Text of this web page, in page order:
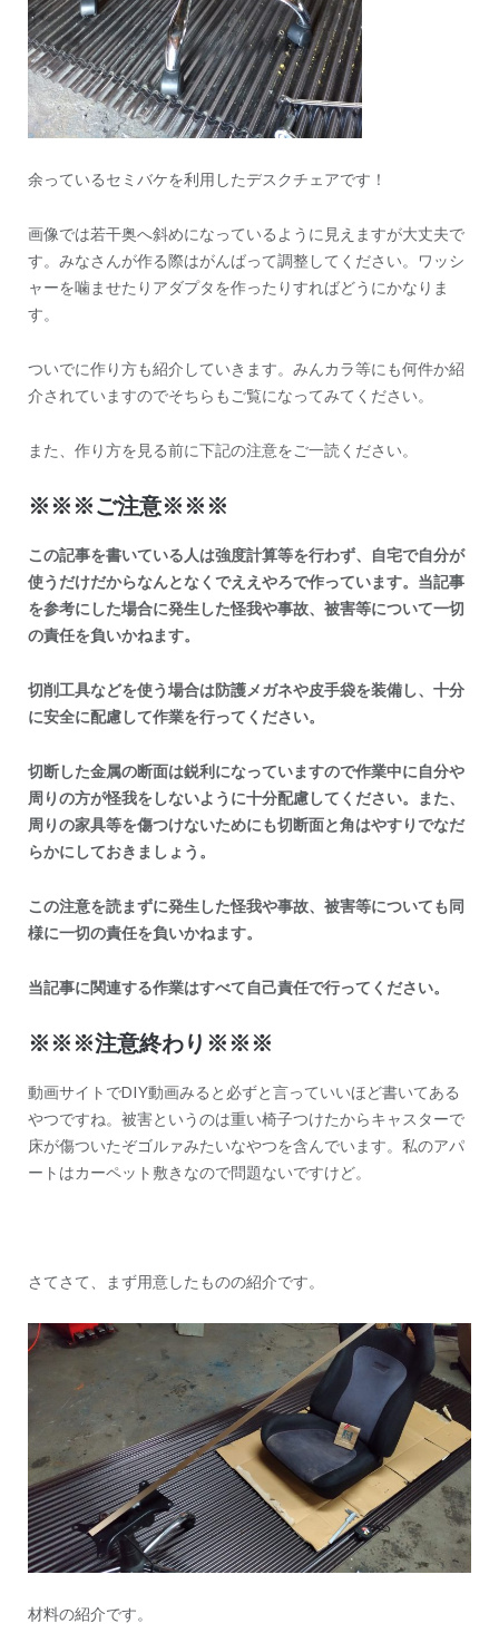
余っているセミバケを利用したデスクチェアです！
画像では若干奥へ斜めになっているように見えますが大丈夫で
す。みなさんが作る際はがんばって調整してください。ワッシ
ャーを噛ませたりアダプタを作ったりすればどうにかなりま
す。
ついでに作り方も紹介していきます。みんカラ等にも何件か紹
介されていますのでそちらもご覧になってみてください。
また、作り方を見る前に下記の注意をご一読ください。
※※※ご注意※※※
この記事を書いている人は強度計算等を行わず、自宅で自分が
使うだけだからなんとなくでええやろで作っています。当記事
を参考にした場合に発生した怪我や事故、被害等について一切
の責任を負いかねます。
切削工具などを使う場合は防護メガネや皮手袋を装備し、十分
に安全に配慮して作業を行ってください。
切断した金属の断面は鋭利になっていますので作業中に自分や
周りの方が怪我をしないように十分配慮してください。また、
周りの家具等を傷つけないためにも切断面と角はやすりでなだ
らかにしておきましょう。
この注意を読まずに発生した怪我や事故、被害等についても同
様に一切の責任を負いかねます。
当記事に関連する作業はすべて自己責任で行ってください。
※※※注意終わり※※※
動画サイトでDIY動画みると必ずと言っていいほど書いてある
やつですね。被害というのは重い椅子つけたからキャスターで
床が傷ついたぞゴルァみたいなやつを含んでいます。私のアパ
ートはカーペット敷きなので問題ないですけど。
さてさて、まず用意したものの紹介です。
材料の紹介です。